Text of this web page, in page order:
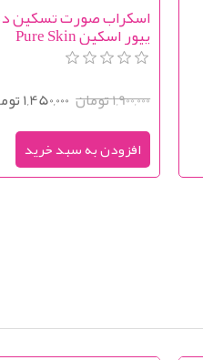
اسکراب صورت تسکین
پیور اسکین Pure Skin
Smoothing Face Scrub
1,900,000 تومان 1,450,000 تومان